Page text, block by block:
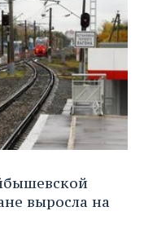
выросла на